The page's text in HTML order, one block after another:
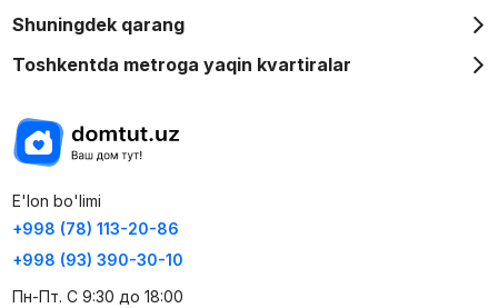
Shuningdek qarang
Toshkentda metroga yaqin kvartiralar
E'lon bo'limi
+998 (78) 113-20-86
+998 (93) 390-30-10
Пн-Пт. С 9:30 до 18:00